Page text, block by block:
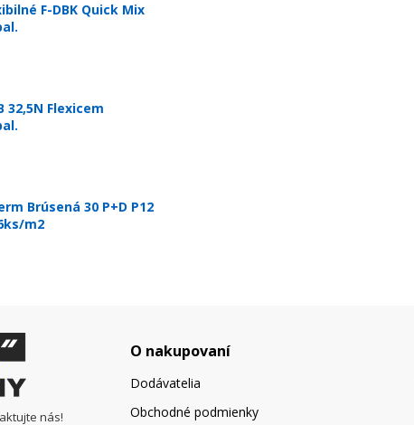
F-DBK Quick Mix
32,5N Flexicem
Brúsená 30 P+D P12
m2
nás!
O nakupovaní
Dodávatelia
Obchodné podmienky